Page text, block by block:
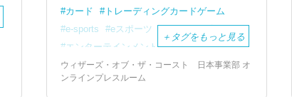
カード
トレーディングカードゲーム
e-sports
eスポーツ TCG
ホビー
エンターテインメント
＋ タグをもっと見る
ウィザーズ・オブ・ザ・コースト 日本事業部 オ
ンラインプレスルーム